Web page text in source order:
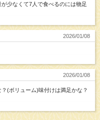
少なくて7人で食べるのには物足
2026/01/08
2026/01/08
(ボリューム)味付けは満足かな？